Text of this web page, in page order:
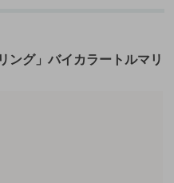
ング」バイカラートルマリ